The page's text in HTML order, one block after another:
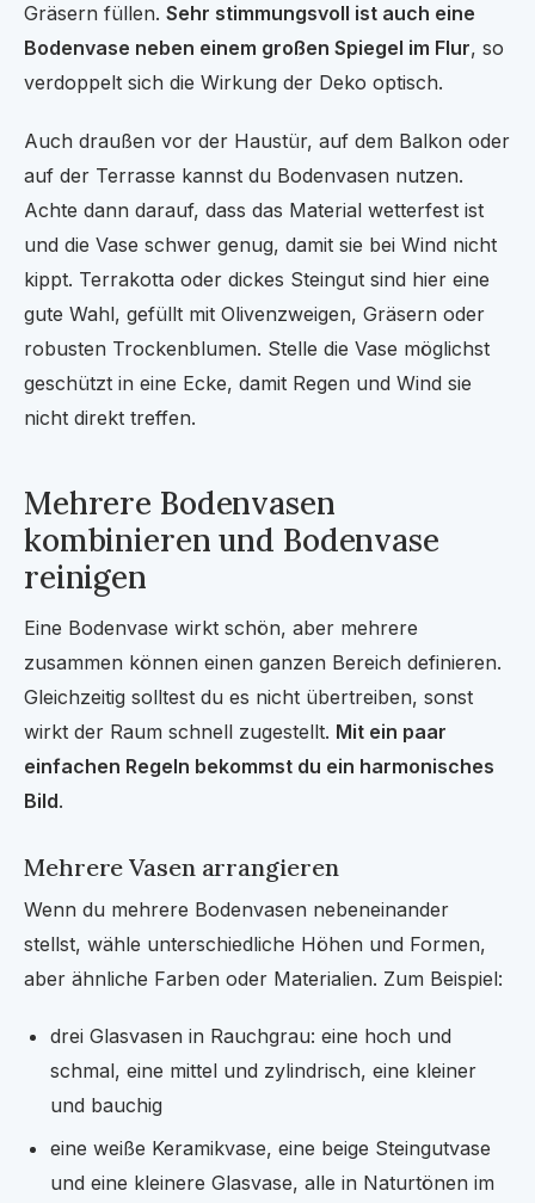
Gräsern füllen. Sehr stimmungsvoll ist auch eine
Bodenvase neben einem großen Spiegel im Flur, so
verdoppelt sich die Wirkung der Deko optisch.
Auch draußen vor der Haustür, auf dem Balkon oder
auf der Terrasse kannst du Bodenvasen nutzen.
Achte dann darauf, dass das Material wetterfest ist
und die Vase schwer genug, damit sie bei Wind nicht
kippt. Terrakotta oder dickes Steingut sind hier eine
gute Wahl, gefüllt mit Olivenzweigen, Gräsern oder
robusten Trockenblumen. Stelle die Vase möglichst
geschützt in eine Ecke, damit Regen und Wind sie
nicht direkt treffen.
Mehrere Bodenvasen
kombinieren und Bodenvase
reinigen
Eine Bodenvase wirkt schön, aber mehrere
zusammen können einen ganzen Bereich definieren.
Gleichzeitig solltest du es nicht übertreiben, sonst
wirkt der Raum schnell zugestellt. Mit ein paar
einfachen Regeln bekommst du ein harmonisches
Bild.
Mehrere Vasen arrangieren
Wenn du mehrere Bodenvasen nebeneinander
stellst, wähle unterschiedliche Höhen und Formen,
aber ähnliche Farben oder Materialien. Zum Beispiel:
drei Glasvasen in Rauchgrau: eine hoch und
schmal, eine mittel und zylindrisch, eine kleiner
und bauchig
eine weiße Keramikvase, eine beige Steingutvase
und eine kleinere Glasvase, alle in Naturtönen im